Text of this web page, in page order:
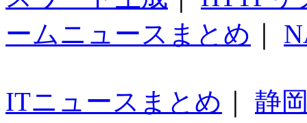
ームニュースまとめ
ITニュースまとめ
静